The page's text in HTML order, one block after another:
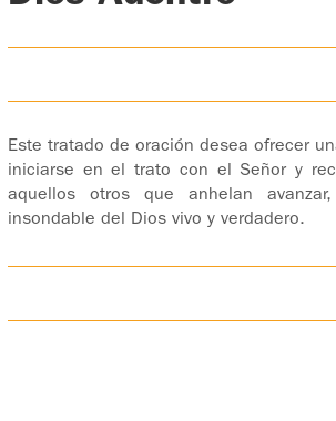
Este tratado de oración desea ofrecer
iniciarse en el trato con el Señor y
aquellos otros que anhelan
insondable del Dios vivo y verdadero.